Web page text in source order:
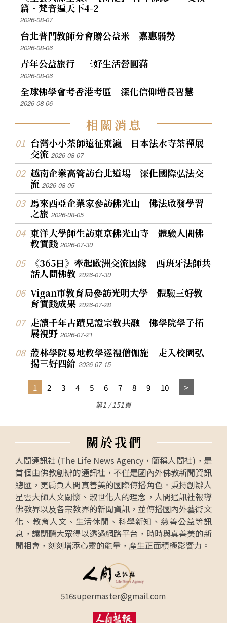
篇．梵音遍天下4-2
2026-08-07
台北普門教師分會贈公益米 嘉惠弱勢
2026-08-06
青年公益旅行 三好生活營圓滿
2026-08-06
全球佛學會考香港考區 深化信仰增長智慧
2026-08-06
相關消息
台灣小小茶師遠征東瀛 日本法水寺茶禪展
交流2026-08-07
越南企業高管訪台北道場 深化國際弘法交
流2026-08-05
馬來西亞企業家參訪佛光山 佛法啟發學習
之旅2026-08-05
東洋大學師生訪東京佛光山寺 體驗人間佛
教實踐2026-07-30
《365日》牽起歐洲交流因緣 西班牙法師共
話人間佛教2026-07-30
Vigan市教育局參訪光明大學 體驗三好教
育實踐成果2026-07-28
走讀千年古蹟見證宗教共融 佛學院學子拓
展視野2026-07-21
叢林學院易地教學巡禮僧伽施 走入校園弘
揚三好四給2026-07-15
1 2 3 4 5 6 7 8 9 10
第1 / 151頁
關於我們
人間通訊社 (The Life News Agency，簡稱人間社)，是
首個由佛教創辦的通訊社，不僅是國內外佛教新聞資訊
總匯，更肩負人間真善美的國際傳播角色。秉持創辦人
星雲大師人文關懷、淑世化人的理念，人間通訊社報導
佛教界以及各宗教界的新聞資訊，並傳播國內外藝術文
化、教育人文、生活休閒、科學新知、慈善公益等訊
息，讓閱聽大眾得以透過網路平台，時時與真善美的新
聞相會，刻刻增添心靈的能量，產生正面積極影響力。
516supermaster@gmail.com